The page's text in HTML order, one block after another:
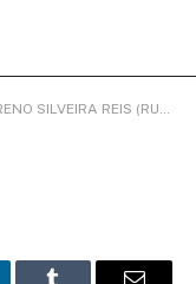
SILVEIRA REIS (RUI REIS)